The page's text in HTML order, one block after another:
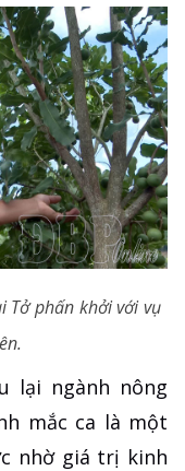
Tở phấn khởi với vụ
lại ngành nông
mắc ca là một
nhờ giá trị kinh